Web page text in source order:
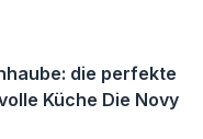
die perfekte
Küche Die Novy